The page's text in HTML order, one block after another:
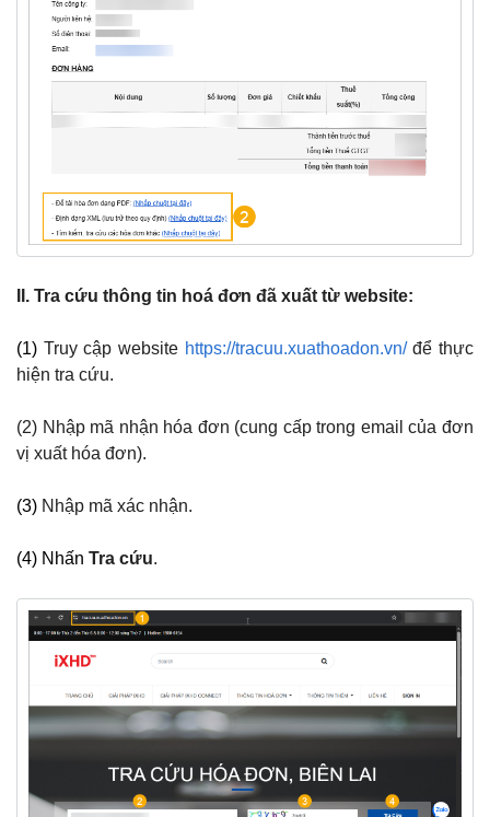
II. Tra cứu thông tin hoá đơn đã xuất từ website:
(1) Truy cập website https://tracuu.xuathoadon.vn/để thực
hiện tra cứu.
(2) Nhập mã nhận hóa đơn (cung cấp trong email của đơn
vị xuất hóa đơn).
(3) Nhập mã xác nhận.
(4) Nhấn Tra cứu.